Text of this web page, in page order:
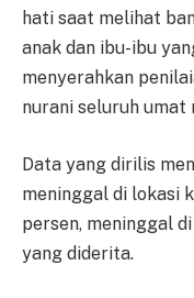
hati saat melihat
anak dan ibu-ibu
menyerahkan
nurani seluruh umat
Data yang dirilis
meninggal di lokasi
persen, meninggal
yang diderita.